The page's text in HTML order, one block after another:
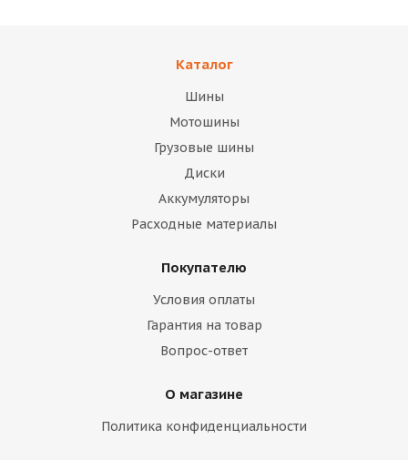
Каталог
Шины
Мотошины
Грузовые шины
Диски
Аккумуляторы
Расходные материалы
Покупателю
Условия оплаты
Гарантия на товар
Вопрос-ответ
О магазине
Политика конфиденциальности